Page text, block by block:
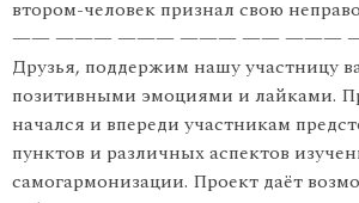
втором-человек признал свою
—— ——— ——— ——— —— ———
Друзья, поддержим нашу участницу
позитивными эмоциями и лайками.
начался и впереди участникам
пунктов и различных аспектов
самогармонизации. Проект даёт